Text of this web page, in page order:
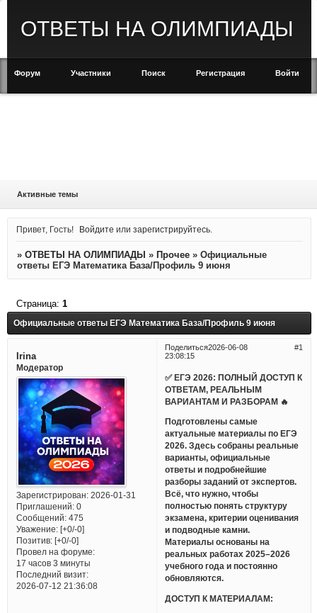
ОТВЕТЫ НА ОЛИМПИАДЫ
Форум Участники Поиск Регистрация Войти
Активные темы
Привет, Гость! Войдите илизарегистрируйтесь
» ОТВЕТЫ НА ОЛИМПИАДЫ » Прочее » Официальные
ответы ЕГЭ Математика База/Профиль 9 июня
Официальные ответы ЕГЭ Математика База/Профиль 9 июня
Страница: 1
Поделиться 1
2026-06-08
23:08:15
Irina
Модератор
Зарегистрирован: 2026-01-31
Приглашений:0
Сообщений:475
Уважение: [+0/-0]
Позитив: [+0/-0]
Провел на форуме:
17 часов 3 минуты
Последний визит:
2026-07-12 21:36:08
✅ ЕГЭ 2026: ПОЛНЫЙ ДОСТУП К
ОТВЕТАМ, РЕАЛЬНЫМ
ВАРИАНТАМ И РАЗБОРАМ 🔥
Подготовлены самые
актуальные материалы по ЕГЭ
2026. Здесь собраны реальные
варианты, официальные
ответы и подробнейшие
разборы заданий от экспертов.
Всё, что нужно, чтобы
полностью понять структуру
экзамена, критерии оценивания
и подводные камни.
Материалы основаны на
реальных работах 2025–2026
учебного года и постоянно
обновляются.
ДОСТУП К МАТЕРИАЛАМ: